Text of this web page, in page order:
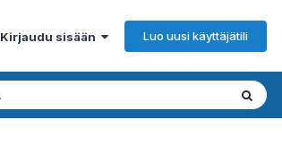
Kirjaudu sisään Luo uusi käyttäjätili